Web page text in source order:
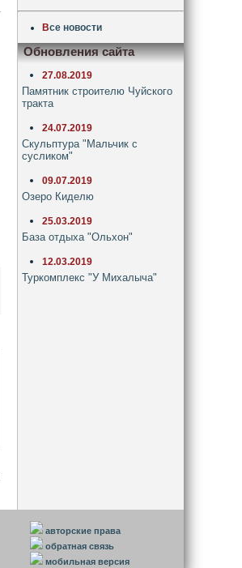
Все новости
Обновления сайта
27.08.2019
Памятник строителю Чуйского
тракта
24.07.2019
Скульптура "Мальчик с
сусликом"
09.07.2019
Озеро Киделю
25.03.2019
База отдыха "Ольхон"
12.03.2019
Туркомплекс "У Михалыча"
авторские права
обратная связь
мобильная версия